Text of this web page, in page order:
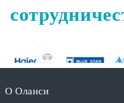
О Оланси